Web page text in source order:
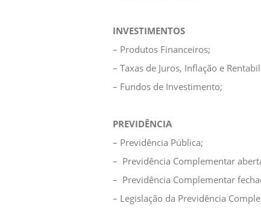
INVESTIMENTOS
– Produtos Financeiros;
– Taxas de Juros, Inflação e
– Fundos de Investimento;
PREVIDÊNCIA
– Previdência Pública;
– Previdência Complementar
– Previdência Complementar
– Legislação da Previdência